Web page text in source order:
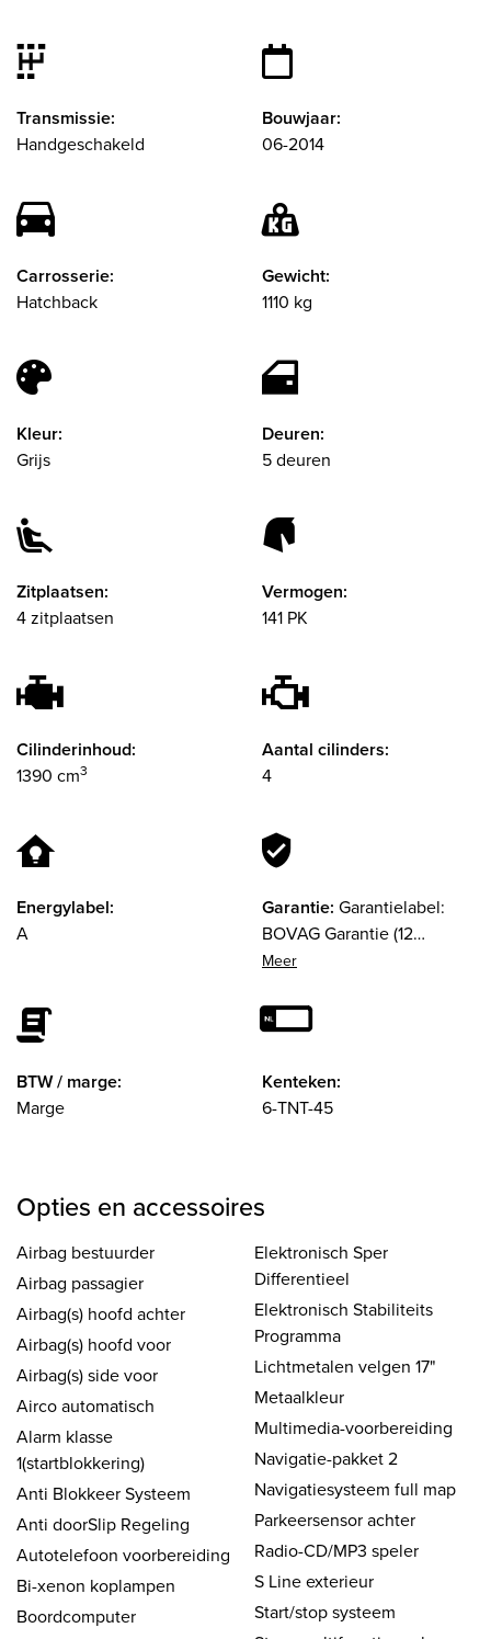
Transmissie:
Handgeschakeld
Bouwjaar:
06-2014
Carrosserie:
Hatchback
Gewicht:
1110 kg
Kleur:
Grijs
Deuren:
5 deuren
Zitplaatsen:
4 zitplaatsen
Vermogen:
141 PK
Cilinderinhoud:
1390 cm3
Aantal cilinders:
4
Energylabel:
A
Garantie: Garantielabel:
BOVAG Garantie (12
maanden)
BTW / marge:
Marge
Kenteken:
6-TNT-45
Opties en accessoires
Airbag bestuurder
Airbag passagier
Airbag(s) hoofd achter
Airbag(s) hoofd voor
Airbag(s) side voor
Airco automatisch
Alarm klasse
1(startblokkering)
Anti Blokkeer Systeem
Anti doorSlip Regeling
Autotelefoon voorbereiding
Bi-xenon koplampen
Boordcomputer
Elektronisch Sper
Differentieel
Elektronisch Stabiliteits
Programma
Lichtmetalen velgen 17"
Metaalkleur
Multimedia-voorbereiding
Navigatie-pakket 2
Navigatiesysteem full map
Parkeersensor achter
Radio-CD/MP3 speler
S Line exterieur
Start/stop systeem